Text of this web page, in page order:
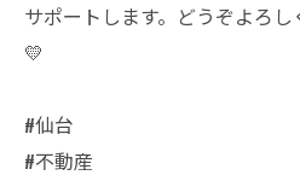
サポートします。どうぞよろ
💛
#仙台
#不動産